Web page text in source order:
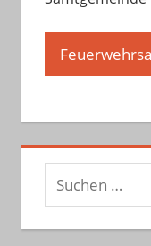
Suchen
nach: